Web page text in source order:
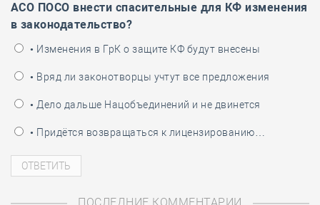
АСО ПОСО внести спасительные для КФ изменения
в законодательство?
• Изменения в ГрК о защите КФ будут внесены
• Вряд ли законотворцы учтут все предложения
• Дело дальше Нацобъединений и не двинется
• Придётся возвращаться к лицензированию…